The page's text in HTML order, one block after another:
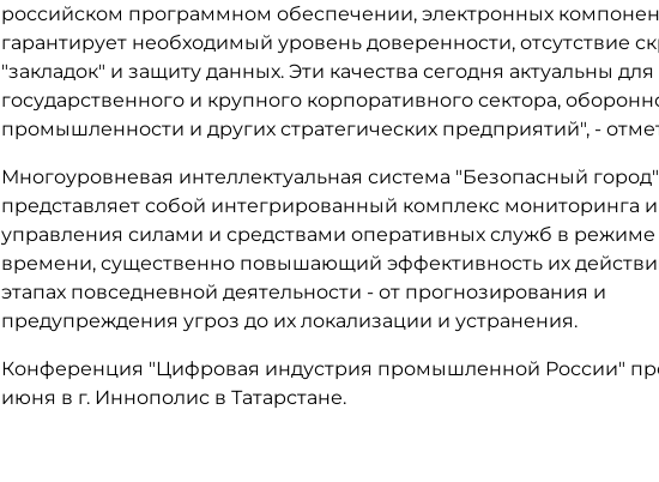
российском программном обеспечении, электронных
гарантирует необходимый уровень доверенности, отсутствие
"закладок" и защиту данных. Эти качества сегодня актуальны для
государственного и крупного корпоративного сектора,
промышленности и других стратегических предприятий", -
Многоуровневая интеллектуальная система "Безопасный город"
представляет собой интегрированный комплекс мониторинга и
управления силами и средствами оперативных служб в режиме
времени, существенно повышающий эффективность их
этапах повседневной деятельности - от прогнозирования и
предупреждения угроз до их локализации и устранения.
Конференция "Цифровая индустрия промышленной России"
июня в г. Иннополис в Татарстане.